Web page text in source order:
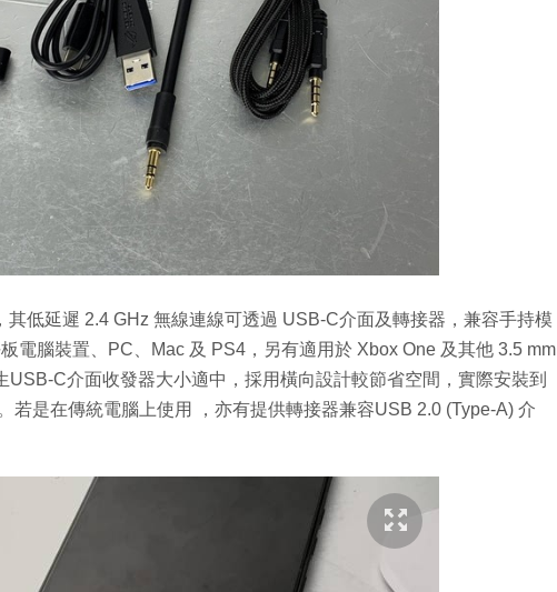
其低延遲 2.4 GHz 無線連線可透過 USB-C介面及轉接器，兼容手持模
電腦裝置、PC、Mac 及 PS4，另有適用於 Xbox One 及其他 3.5 mm
USB-C介面收發器大小適中，採用橫向設計較節省空間，實際安裝到
若是在傳統電腦上使用 ，亦有提供轉接器兼容USB 2.0 (Type-A) 介